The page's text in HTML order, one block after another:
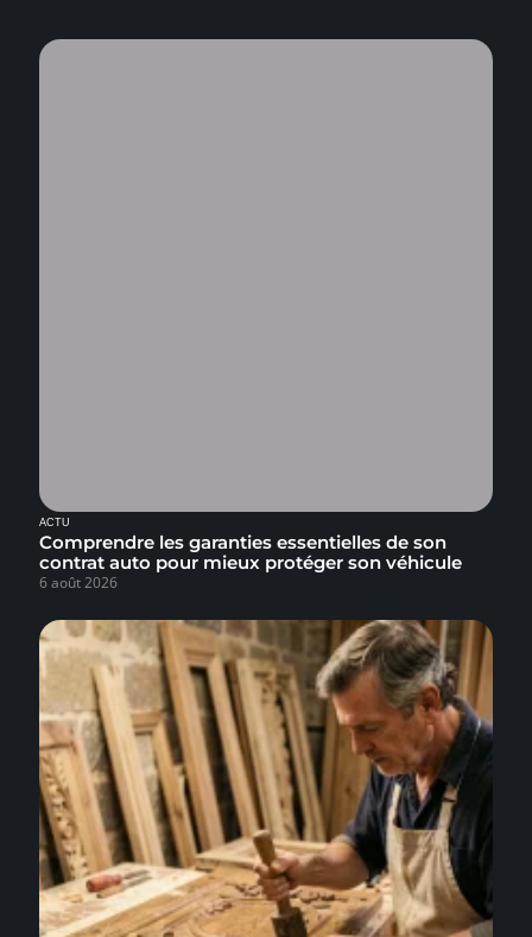
ACTU
Comprendre les garanties essentielles de son
contrat auto pour mieux protéger son véhicule
6 août 2026